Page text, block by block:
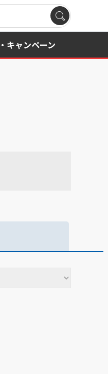
キャンペーン